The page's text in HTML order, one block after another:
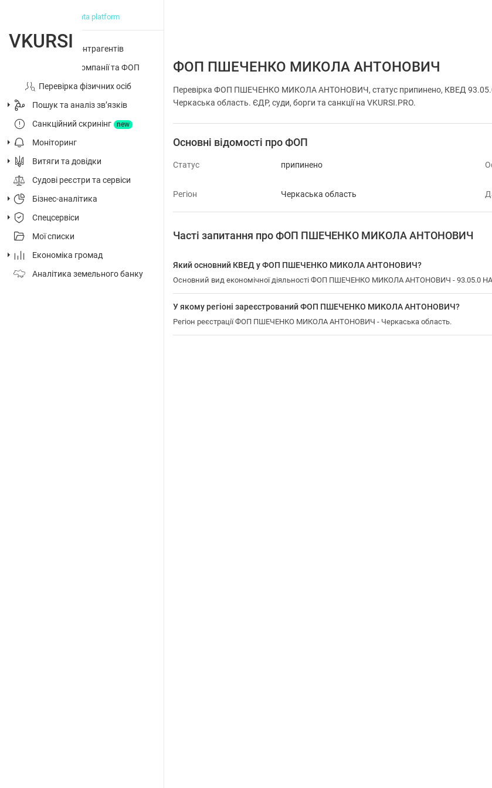
big data platform
Перевірка контрагентів
Досьє на компанії та ФОП
Перевірка фізичних осіб
Пошук та аналіз звʼязків
Санкційний скринінг
new
Моніторинг
Витяги та довідки
Судові реєстри та сервіси
Бізнес-аналітика
Спецсервіси
Мої списки
Економіка громад
Аналітика земельного банку
ФОП ПШЕЧЕНКО МИКОЛА АНТОНОВИЧ
Перевірка ФОП ПШЕЧЕНКО МИКОЛА АНТОНОВИЧ, статус припинено, КВЕД
Черкаська область. ЄДР, суди, борги та санкції на VKURSI.PRO.
Основні відомості про ФОП
Статус припинено
Регіон
Черкаська область
Часті запитання про ФОП ПШЕЧЕНКО МИКОЛА АНТОНОВИЧ
Який основний КВЕД у ФОП ПШЕЧЕНКО МИКОЛА АНТОНОВИЧ?
Основний вид економічної діяльності ФОП ПШЕЧЕНКО МИКОЛА АНТОНОВИЧ -
У якому регіоні зареєстрований ФОП ПШЕЧЕНКО МИКОЛА АНТОНОВИЧ?
Регіон реєстрації ФОП ПШЕЧЕНКО МИКОЛА АНТОНОВИЧ - Черкаська область.
VKURSI